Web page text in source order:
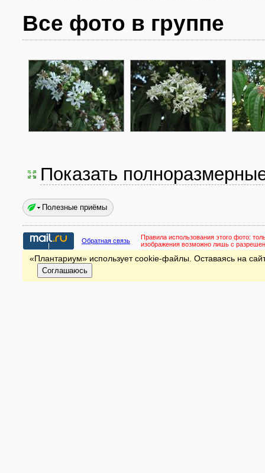
Все фото в группе
Показать
Полезные приёмы
Обратная связь Правила использования этого фото:
изображения возможно лишь с
«Плантариум» использует cookie-файлы. Оставаясь на
Соглашаюсь